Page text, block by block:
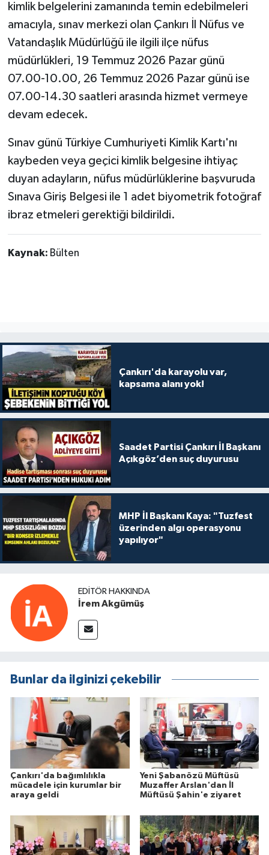
kimlik belgelerini zamanında temin edebilmeleri
amacıyla, sınav merkezi olan Çankırı İl Nüfus ve
Vatandaşlık Müdürlüğü ile ilgili ilçe nüfus
müdürlükleri, 19 Temmuz 2026 Pazar günü
07.00-10.00, 26 Temmuz 2026 Pazar günü ise
07.00-14.30 saatleri arasında hizmet vermeye
devam edecek.
Sınav günü Türkiye Cumhuriyeti Kimlik Kartı'nı
kaybeden veya geçici kimlik belgesine ihtiyaç
duyan adayların, nüfus müdürlüklerine başvuruda
Sınava Giriş Belgesi ile 1 adet biyometrik fotoğraf
ibraz etmeleri gerektiği bildirildi.
Kaynak: Bülten
Çankırı'da karayolu var,
kapsama alanı yok!
Saadet Partisi Çankırı İl Başkanı
Açıkgöz’den suç duyurusu
MHP İl Başkanı Kaya: "Tuzfest
üzerinden algı operasyonu
yapılıyor"
EDITÖR HAKKINDA
İrem Akgümüş
Bunlar da ilginizi çekebilir
Çankırı'da bağımlılıkla
mücadele için kurumlar bir
araya geldi
Yeni Şabanözü Müftüsü
Muzaffer Arslan'dan İl
Müftüsü Şahin'e ziyaret